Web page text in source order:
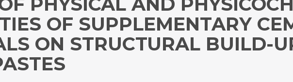
OF SUPPLEMENTARY
ON STRUCTURAL BUILD-